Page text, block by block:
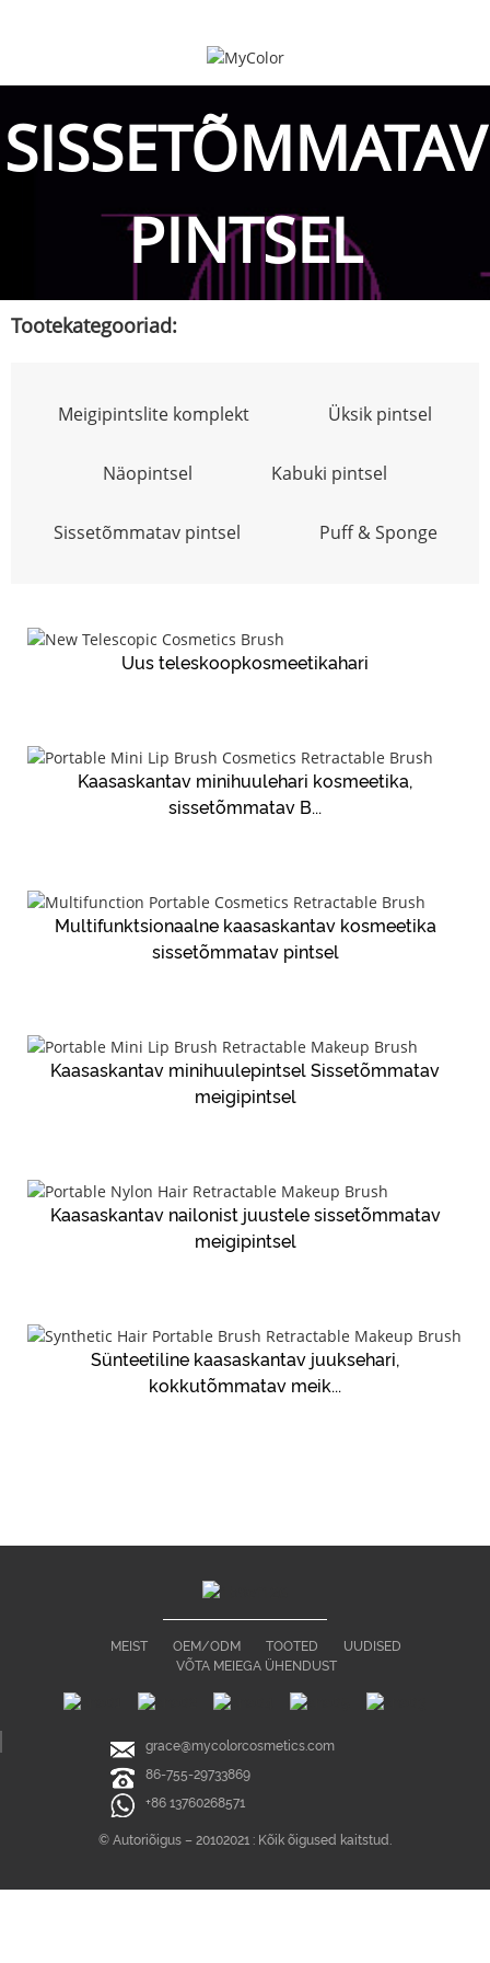
SISSETÕMMATAV
PINTSEL
Tootekategooriad:
Meigipintslite komplekt Üksik pintsel
Näopintsel Kabuki pintsel
Sissetõmmatav pintsel Puff & Sponge
Uus teleskoopkosmeetikahari
Kaasaskantav minihuulehari kosmeetika,
sissetõmmatav B...
Multifunktsionaalne kaasaskantav kosmeetika
sissetõmmatav pintsel
Kaasaskantav minihuulepintsel Sissetõmmatav
meigipintsel
Kaasaskantav nailonist juustele sissetõmmatav
meigipintsel
Sünteetiline kaasaskantav juuksehari,
kokkutõmmatav meik...
MEIST OEM/ODM TOOTED
UUDISED
VÕTA MEIEGA ÜHENDUST
grace@mycolorcosmetics.com
86-755-29733869
+86 13760268571
© Autoriõigus – 20102021 : Kõik õigused kaitstud.